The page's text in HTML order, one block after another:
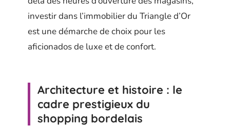
investir dans l’immobilier du Triangle d’Or
est une démarche de choix pour les
aficionados de luxe et de confort.
Architecture et histoire : le
cadre prestigieux du
shopping bordelais